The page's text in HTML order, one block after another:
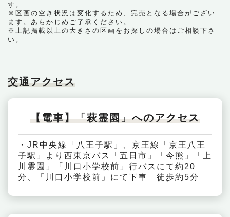
す。
※区画の空き状況は変化するため、完売となる場合がござい
ます。あらかじめご了承ください。
※上記掲載以上の大きさの区画をお探しの場合はご相談下さ
い。
交通アクセス
【電車】「萩霊園」へのアクセス
・JR中央線「八王子駅」、京王線「京王八王
子駅」より西東京バス「五日市」「今熊」「上
川霊園」「川口小学校前」行バスにて約20
分、「川口小学校前」にて下車 徒歩約5分